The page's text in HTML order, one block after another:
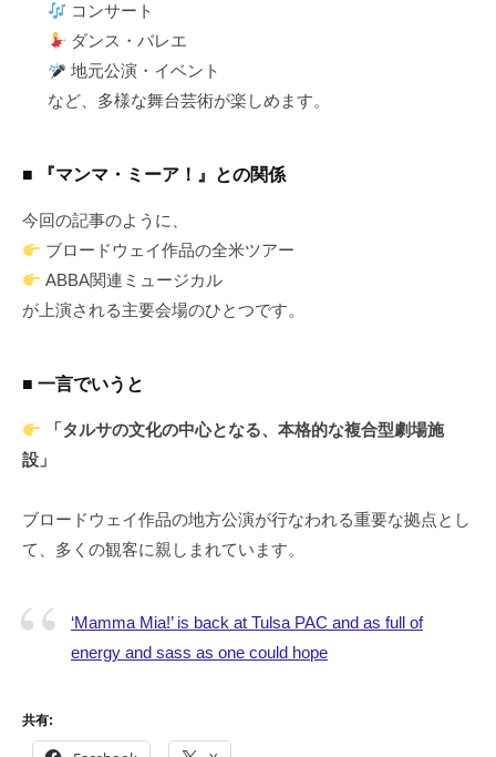
コンサート
ダンス・バレエ
地元公演・イベント
など、多様な舞台芸術が楽しめます。
■ 『マンマ・ミーア！』との関係
今回の記事のように、
ブロードウェイ作品の全米ツアー
ABBA関連ミュージカル
が上演される主要会場のひとつです。
■ 一言でいうと
「タルサの文化の中心となる、本格的な複合型劇場施
設」
ブロードウェイ作品の地方公演が行なわれる重要な拠点とし
て、多くの観客に親しまれています。
‘Mamma Mia!’ is back at Tulsa PAC and as full of
energy and sass as one could hope
共有: